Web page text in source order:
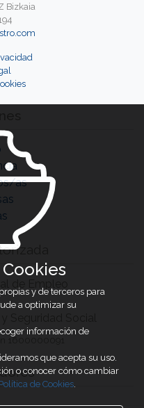
Bizkaia
as
1600000091
y de terceros para
a optimizar su
información de
que acepta su uso.
o conocer cómo cambiar
de Cookies.